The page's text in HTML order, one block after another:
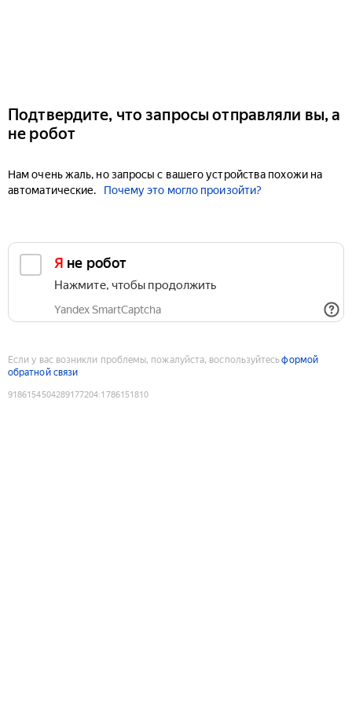
Подтвердите, что запросы отправляли вы, а
не робот
Нам очень жаль, но запросы с вашего устройства похожи на
автоматические.
Почему это могло произойти?
Я не робот
Нажмите, чтобы продолжить
Yandex SmartCaptcha
Если у вас возникли проблемы, пожалуйста, воспользуйтесьформой
обратной связи
9186154504289177204:1786151810